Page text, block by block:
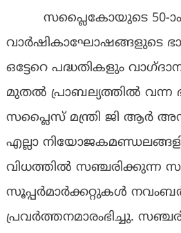
സപ്ലൈകോയുടെ 50-ാം
വാർഷികാഘോഷങ്ങളുടെ
ഒട്ടേറെ പദ്ധതികളും
മുതൽ പ്രാബല്യത്തിൽ വന്ന
സപ്ലൈസ് മന്ത്രി ജി ആർ
എല്ലാ
വിധത്തിൽ സഞ്ചരിക്കുന്ന
സൂപ്പർമാർക്കറ്റുകൾ
പ്രവർത്തനമാരംഭിച്ചു.